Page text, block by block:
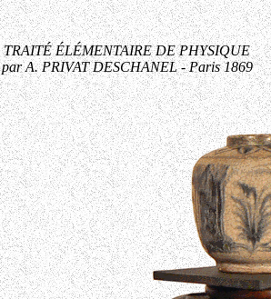
TRAITÉ ÉLÉMENTAIRE DE PHYSIQUE
par A. PRIVAT DESCHANEL - Paris 1869